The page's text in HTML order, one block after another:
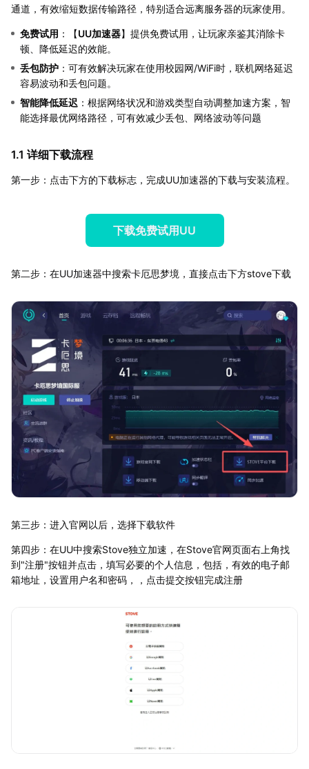
通道，有效缩短数据传输路径，特别适合远离服务器的玩家使用。
免费试用 ：【UU加速器】提供免费试用，让玩家亲鉴其消除卡
顿、降低延迟的效能。
丢包防护 ：可有效解决玩家在使用校园网/WiFi时，联机网络延迟
容易波动和丢包问题。
智能降低延迟 ：根据网络状况和游戏类型自动调整加速方案，智
能选择最优网络路径，可有效减少丢包、网络波动等问题
1.1 详细下载流程
第一步：点击下方的下载标志，完成UU加速器的下载与安装流程。
下载免费试用UU
第二步：在UU加速器中搜索卡厄思梦境，直接点击下方stove下载
第三步：进入官网以后，选择下载软件
第四步：在UU中搜索Stove独立加速，在Stove官网页面右上角找
到"注册"按钮并点击，填写必要的个人信息，包括，有效的电子邮
箱地址，设置用户名和密码，，点击提交按钮完成注册